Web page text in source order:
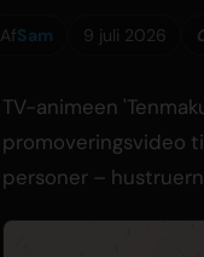
AfSam 9 juli 2026
TV-animeen
promoveringsvideo
personer –